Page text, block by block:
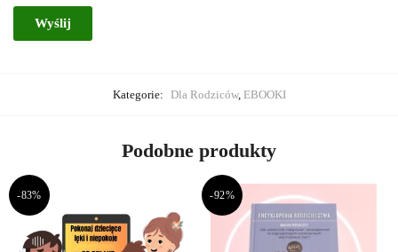
Kategorie: Dla Rodziców, EBOOKI
Podobne produkty
-83% -92%